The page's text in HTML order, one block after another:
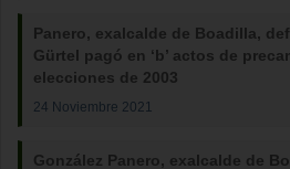
Panero, exalcalde de Boadilla,
Gürtel pagó en ‘b’ actos de
elecciones de 2003
24 Noviembre 2021
González Panero, exalcalde de